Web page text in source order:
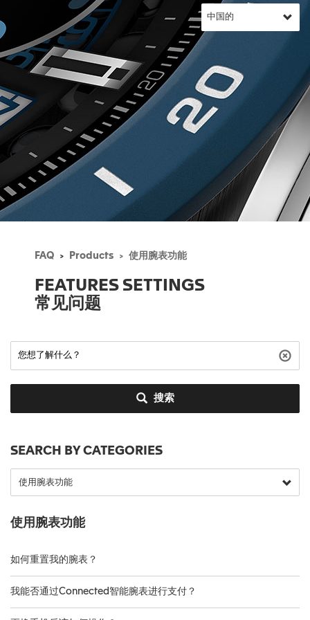
FAQ Products 使用腕表功能
FEATURES SETTINGS
常见问题
搜索
SEARCH BY CATEGORIES
使用腕表功能
如何重置我的腕表？
我能否通过Connected智能腕表进行支付？